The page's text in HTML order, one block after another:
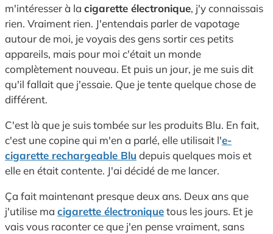
m'intéresser à la cigarette électronique, j'y connaissais
rien. Vraiment rien. J'entendais parler de vapotage
autour de moi, je voyais des gens sortir ces petits
appareils, mais pour moi c'était un monde
complètement nouveau. Et puis un jour, je me suis dit
qu'il fallait que j'essaie. Que je tente quelque chose de
différent.
C'est là que je suis tombée sur les produits Blu. En fait,
c'est une copine qui m'en a parlé, elle utilisait l'e-
cigarette rechargeable Blu depuis quelques mois et
elle en était contente. J'ai décidé de me lancer.
Ça fait maintenant presque deux ans. Deux ans que
j'utilise ma cigarette électroniquetous les jours. Et je
vais vous raconter ce que j'en pense vraiment, sans